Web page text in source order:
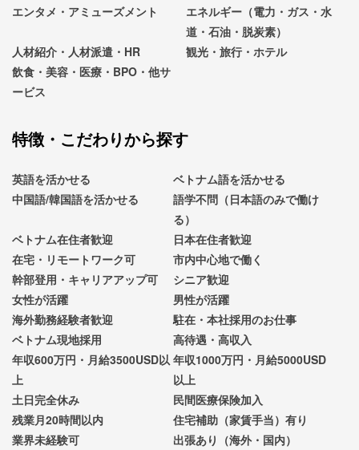
エンタメ・アミューズメント
エネルギー（電力・ガス・水
道・石油・脱炭素）
人材紹介・人材派遣・HR
観光・旅行・ホテル
飲食・美容・医療・BPO・他サ
ービス
特徴・こだわりから探す
英語を活かせる
ベトナム語を活かせる
中国語/韓国語を活かせる
語学不問（日本語のみで働け
る）
ベトナム在住者歓迎
日本在住者歓迎
在宅・リモートワーク可
市内中心地で働く
幹部登用・キャリアアップ可
シニア歓迎
女性が活躍
男性が活躍
海外勤務経験者歓迎
駐在・本社採用のお仕事
ベトナム現地採用
高待遇・高収入
年収600万円・月給3500USD以
上
年収1000万円・月給5000USD
以上
土日完全休み
民間医療保険加入
残業月20時間以内
住宅補助（家賃手当）有り
業界未経験可
出張あり（海外・国内）